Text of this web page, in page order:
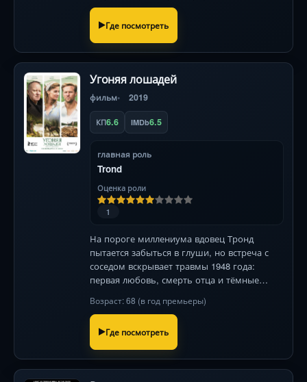
Где посмотреть
Угоняя лошадей
фильм 2019
КП6.6 IMDb6.5
главная роль
Trond
Оценка роли
1
На пороге миллениума вдовец Тронд
пытается забыться в глуши, но встреча с
соседом вскрывает травмы 1948 года:
первая любовь, смерть отца и тёмные
операторская работа!
Возраст: 68 (в год премьеры)
Где посмотреть